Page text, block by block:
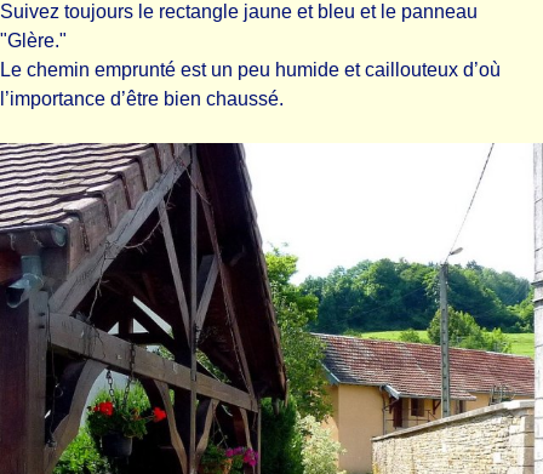
Suivez toujours le rectangle jaune et bleu et le panneau
"Glère."
Le chemin emprunté est un peu humide et caillouteux d’où
l’importance d’être bien chaussé.